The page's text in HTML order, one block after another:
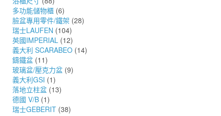
多功能儲物櫃 (6)
臉盆專用零件/鐵架 (28)
瑞士LAUFEN (104)
英國IMPERIAL (12)
義大利 SCARABEO (14)
鑄鐵盆 (11)
玻璃盆/壓克力盆 (9)
義大利GSI (1)
落地立柱盆 (13)
德國 V/B (1)
瑞士GEBERIT (38)